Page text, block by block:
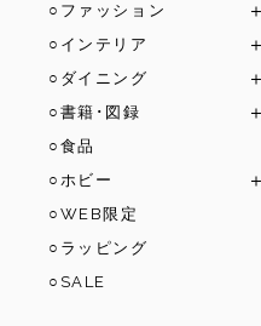
○ファッション
○インテリア
○ダイニング
○書籍･図録
○食品
○ホビー
○WEB限定
○ラッピング
○SALE